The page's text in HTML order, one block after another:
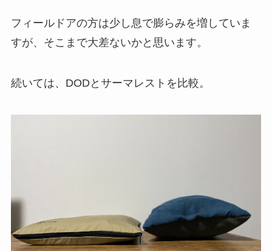
フィールドアの方は少し息で膨らみを増していま
すが、そこまで大差ないかと思います。
続いては、DODとサーマレストを比較。